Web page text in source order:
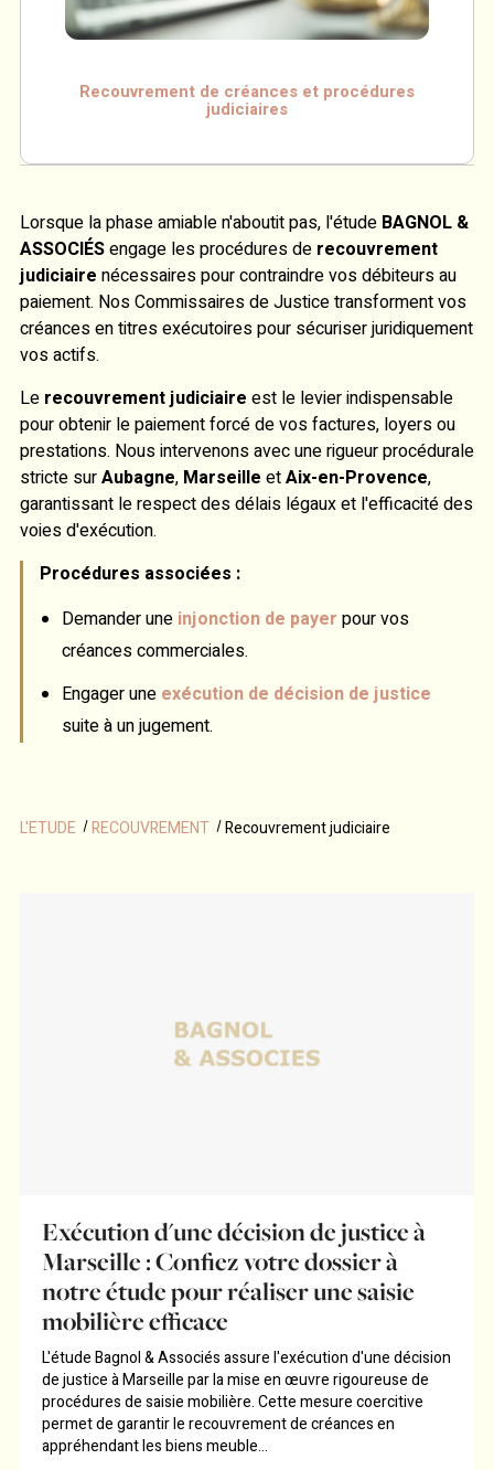
Recouvrement de créances et procédures
judiciaires
Lorsque la phase amiable n'aboutit pas, l'étude BAGNOL &
ASSOCIÉSengage les procédures de recouvrement
judiciaire nécessaires pour contraindre vos débiteurs au
paiement. Nos Commissaires de Justice transforment vos
créances en titres exécutoires pour sécuriser juridiquement
vos actifs.
Le recouvrement judiciaire est le levier indispensable
pour obtenir le paiement forcé de vos factures, loyers ou
prestations. Nous intervenons avec une rigueur procédurale
stricte surAubagne, Marseille etAix-en-Provence,
garantissant le respect des délais légaux et l'efficacité des
voies d'exécution.
Procédures associées :
Demander une injonction de payer pour vos
créances commerciales.
Engager une exécution de décision de justice
suite à un jugement.
L'ETUDE RECOUVREMENT Recouvrement judiciaire
Exécution d'une décision de justice à
Marseille : Confiez votre dossier à
notre étude pour réaliser une saisie
mobilière efficace
L'étude Bagnol & Associés assure l'exécution d'une décision
de justice à Marseille par la mise en œuvre rigoureuse de
procédures de saisie mobilière. Cette mesure coercitive
permet de garantir le recouvrement de créances en
appréhendant les biens meuble...